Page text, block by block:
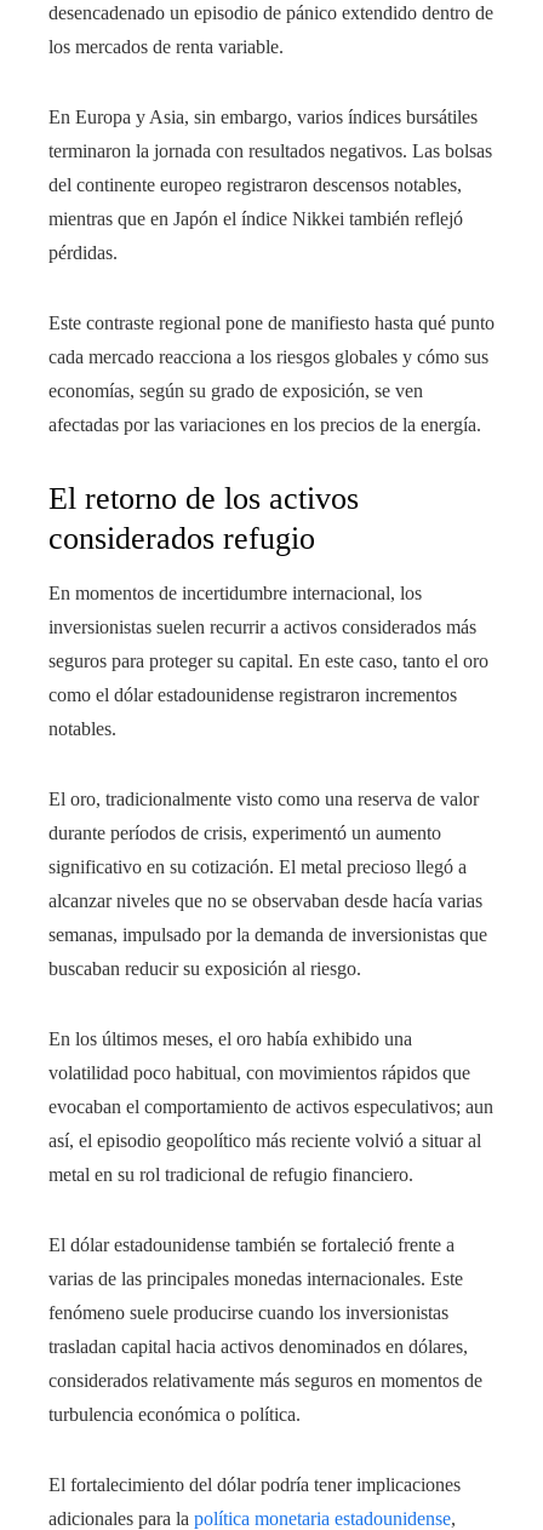
desencadenado un episodio de pánico extendido dentro de
los mercados de renta variable.
En Europa y Asia, sin embargo, varios índices bursátiles
terminaron la jornada con resultados negativos. Las bolsas
del continente europeo registraron descensos notables,
mientras que en Japón el índice Nikkei también reflejó
pérdidas.
Este contraste regional pone de manifiesto hasta qué punto
cada mercado reacciona a los riesgos globales y cómo sus
economías, según su grado de exposición, se ven
afectadas por las variaciones en los precios de la energía.
El retorno de los activos
considerados refugio
En momentos de incertidumbre internacional, los
inversionistas suelen recurrir a activos considerados más
seguros para proteger su capital. En este caso, tanto el oro
como el dólar estadounidense registraron incrementos
notables.
El oro, tradicionalmente visto como una reserva de valor
durante períodos de crisis, experimentó un aumento
significativo en su cotización. El metal precioso llegó a
alcanzar niveles que no se observaban desde hacía varias
semanas, impulsado por la demanda de inversionistas que
buscaban reducir su exposición al riesgo.
En los últimos meses, el oro había exhibido una
volatilidad poco habitual, con movimientos rápidos que
evocaban el comportamiento de activos especulativos; aun
así, el episodio geopolítico más reciente volvió a situar al
metal en su rol tradicional de refugio financiero.
El dólar estadounidense también se fortaleció frente a
varias de las principales monedas internacionales. Este
fenómeno suele producirse cuando los inversionistas
trasladan capital hacia activos denominados en dólares,
considerados relativamente más seguros en momentos de
turbulencia económica o política.
El fortalecimiento del dólar podría tener implicaciones
adicionales para la política monetaria estadounidense,